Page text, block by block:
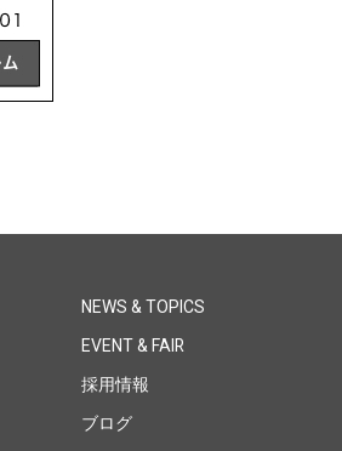
NEWS & TOPICS
EVENT & FAIR
採用情報
ブログ